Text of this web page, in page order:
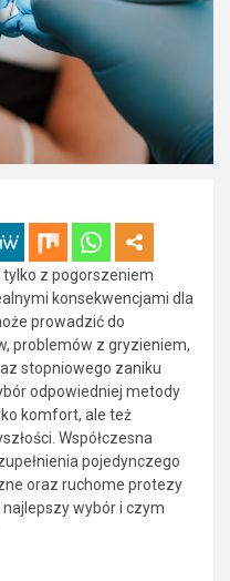
tylko z pogorszeniem
konsekwencjami dla
prowadzić do
problemów z gryzieniem,
stopniowego zaniku
odpowiedniej metody
komfort, ale też
Współczesna
pojedynczego
oraz ruchome protezy
wybór i czym